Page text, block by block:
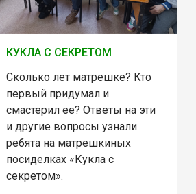
КУКЛА С СЕКРЕТОМ
Сколько лет матрешке? Кто
первый придумал и
смастерил ее? Ответы на эти
и другие вопросы узнали
ребята на матрешкиных
посиделках «Кукла с
секретом».